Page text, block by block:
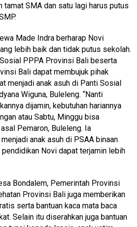
tamat SMA dan satu lagi harus putus
Made Indra berharap Novi
lebih baik dan tidak putus sekolah.
PPPA Provinsi Bali beserta
Bali dapat membujuk pihak
menjadi anak asuh di Panti Sosial
Wiguna, Buleleng. “Nanti
dijamin, kebutuhan hariannya
atau Sabtu, Minggu bisa
Pemaron, Buleleng. Ia
anak asuh di PSAA binaan
Novi dapat terjamin lebih
Bondalem, Pemerintah Provinsi
Provinsi Bali juga memberikan
serta bantuan kaca mata baca
Selain itu diserahkan juga bantuan